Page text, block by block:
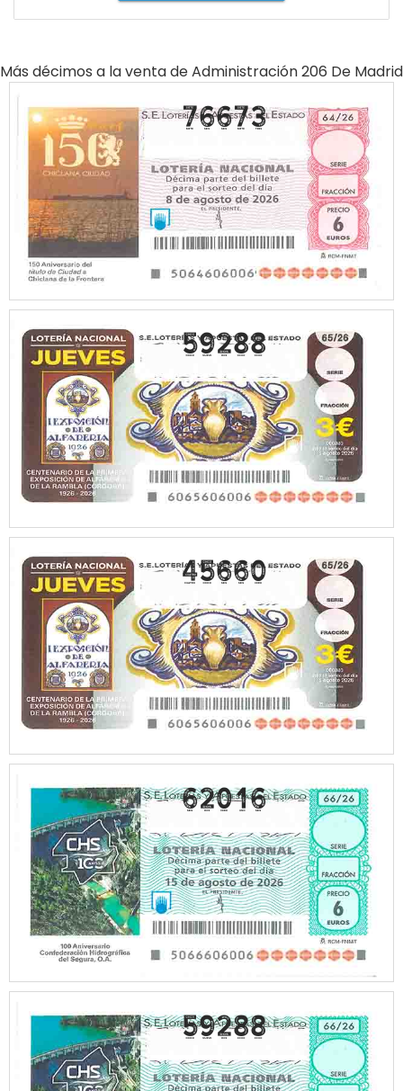
Más décimos a la venta deAdministración 206 De Madrid
76673
59288
45660
62016
59288